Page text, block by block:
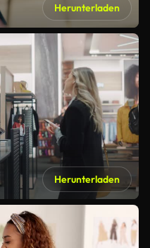
Herunterladen
Herunterladen